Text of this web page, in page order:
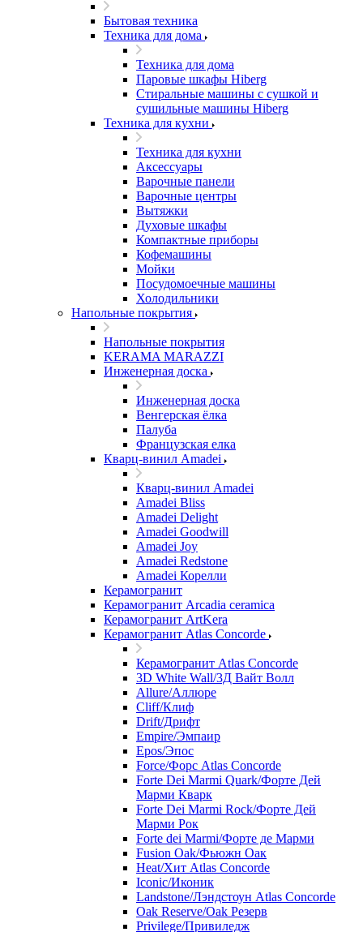
Бытовая техника
Техника для дома
Техника для дома
Паровые шкафы Hiberg
Стиральные машины с сушкой и
сушильные машины Hiberg
Техника для кухни
Техника для кухни
Аксессуары
Варочные панели
Варочные центры
Вытяжки
Духовые шкафы
Компактные приборы
Кофемашины
Мойки
Посудомоечные машины
Холодильники
Напольные покрытия
Напольные покрытия
KERAMA MARAZZI
Инженерная доска
Инженерная доска
Венгерская ёлка
Палуба
Французская елка
Кварц-винил Amadei
Кварц-винил Amadei
Amadei Bliss
Amadei Delight
Amadei Goodwill
Amadei Joy
Amadei Redstone
Amadei Корелли
Керамогранит
Керамогранит Arcadia ceramica
Керамогранит ArtKera
Керамогранит Atlas Concorde
Керамогранит Atlas Concorde
3D White Wall/3Д Вайт Волл
Allure/Аллюрe
Cliff/Клиф
Drift/Дрифт
Empire/Эмпаир
Epos/Эпос
Force/Фoрс Atlas Concorde
Forte Dei Marmi Quark/Форте Дей
Марми Кварк
Forte Dei Marmi Rock/Форте Дей
Марми Рок
Forte dei Marmi/Форте де Марми
Fusion Oak/Фьюжн Оак
Heat/Xит Atlas Concorde
Iconic/Иконик
Landstone/Лэндстоун Atlas Concorde
Oak Reserve/Оak Резepв
Privilege/Привиледж